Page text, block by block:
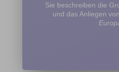
Sie beschreiben die
und das Anliegen von